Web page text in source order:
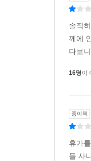
솔직
께에
다보
16명이
종이책
휴가
들 사